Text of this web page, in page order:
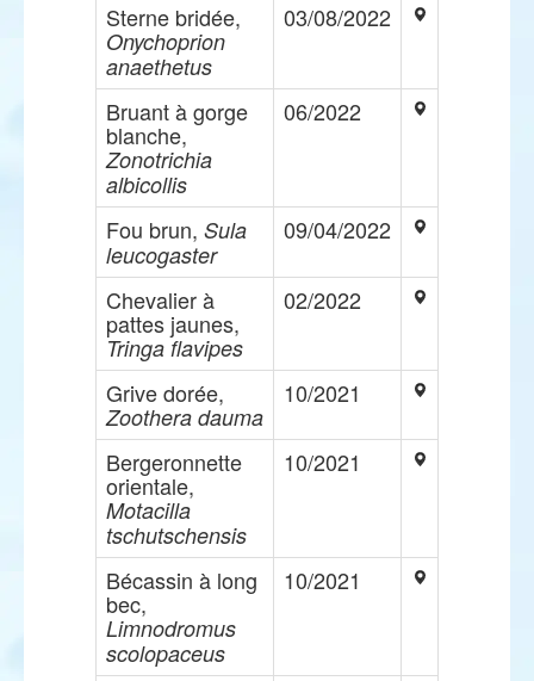
Sterne bridée,
Onychoprion
anaethetus
03/08/2022
Bruant à gorge
blanche,
Zonotrichia
albicollis
06/2022
Fou brun, Sula
leucogaster
09/04/2022
Chevalier à
pattes jaunes,
Tringa flavipes
02/2022
Grive dorée,
Zoothera dauma
10/2021
Bergeronnette
orientale,
Motacilla
tschutschensis
10/2021
Bécassin à long
bec,
Limnodromus
scolopaceus
10/2021